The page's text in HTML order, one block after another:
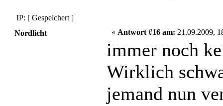
IP: [ Gespeichert ]
Nordlicht
« Antwort #16 am: 21.09.2009,
immer noch
Wirklich
jemand nun